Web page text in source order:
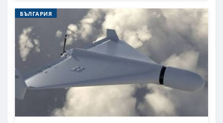
БЪЛГАРИЯ